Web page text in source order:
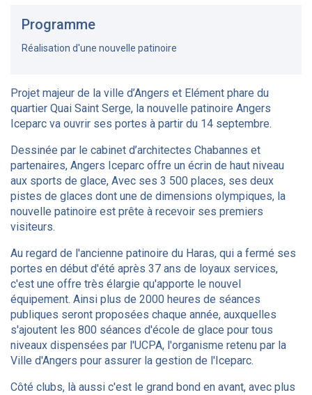
Programme
Réalisation d'une nouvelle patinoire
Projet majeur de la ville d’Angers et Elément phare du
quartier Quai Saint Serge, la nouvelle patinoire Angers
Iceparc va ouvrir ses portes à partir du 14 septembre.
Dessinée par le cabinet d’architectes Chabannes et
partenaires, Angers Iceparc offre un écrin de haut niveau
aux sports de glace, Avec ses 3 500 places, ses deux
pistes de glaces dont une de dimensions olympiques, la
nouvelle patinoire est prête à recevoir ses premiers
visiteurs.
Au regard de l'ancienne patinoire du Haras, qui a fermé ses
portes en début d'été après 37 ans de loyaux services,
c'est une offre très élargie qu'apporte le nouvel
équipement. Ainsi plus de 2000 heures de séances
publiques seront proposées chaque année, auxquelles
s'ajoutent les 800 séances d'école de glace pour tous
niveaux dispensées par l'UCPA, l'organisme retenu par la
Ville d'Angers pour assurer la gestion de l'Iceparc.
Côté clubs, là aussi c'est le grand bond en avant, avec plus